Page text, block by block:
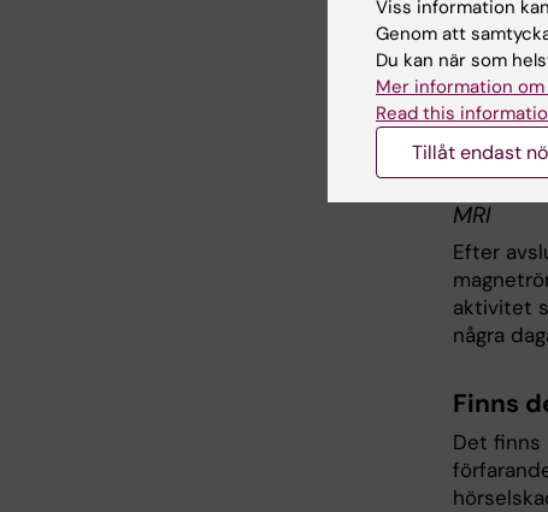
Den
därför
gå
våra
projektet.
MRI
Efter
aktivitet
några
Finns
Det finns
Viss information
Genom att
Du kan när som
Mer information om
Read this
Tillåt endast